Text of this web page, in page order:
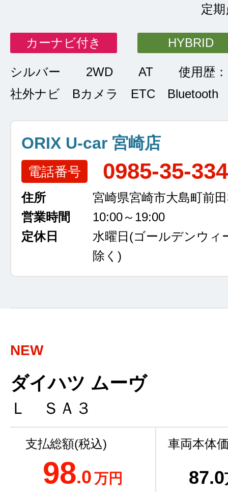
定
カーナビ付き HYBRID
シルバー 2WD AT
使用歴
社外ナビ Bカメラ ETC Bluetooth
ORIX U-car 宮崎店
電話番号 0985-35-
住所
宮崎県宮崎市大島町前
営業時間
10:00～19:00
定休日
水曜日 (ゴールデンウィ
除く)
NEW
ダイハツ ムーヴ
Ｌ ＳＡ３
支払総額(税込)
98.0万円
車両本体
87.0